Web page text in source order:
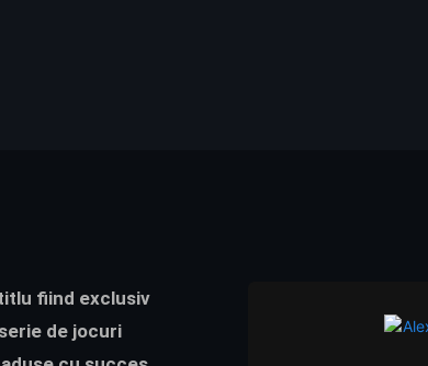
fiind exclusiv
de jocuri